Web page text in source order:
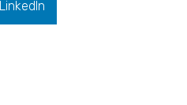
LinkedIn